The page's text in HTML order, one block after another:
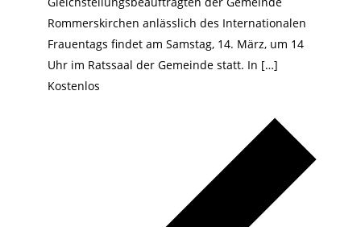
Rommerskirchen anlässlich des Internationalen
Frauentags findet am Samstag, 14. März, um 14
Uhr im Ratssaal der Gemeinde statt. In […]
Kostenlos